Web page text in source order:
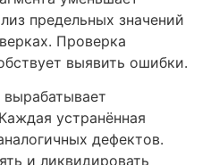
предельных значений
Проверка
выявить ошибки.
устранённая
дефектов.
и ликвидировать